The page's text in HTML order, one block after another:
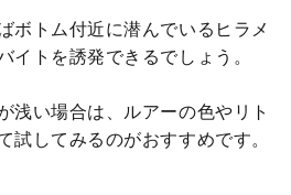
ボトム付近に潜んでいるヒラメ
イトを誘発できるでしょう。
浅い場合は、ルアーの色やリト
試してみるのがおすすめです。